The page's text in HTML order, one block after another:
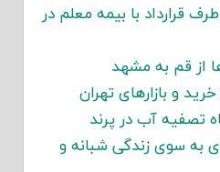
قرارداد با بیمه معلم در
از قم به مشهد
و بازارهای تهران
تصفیه آب در پرند
به سوی زندگی شبانه و